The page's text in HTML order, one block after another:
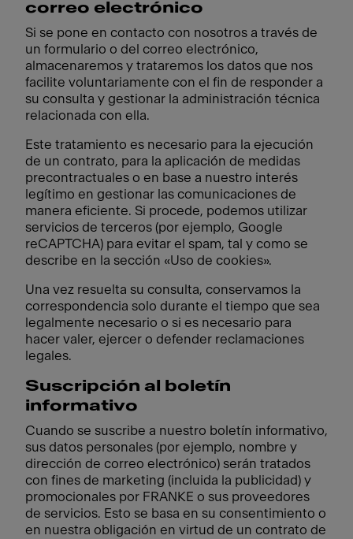
correo electrónico
Si se pone en contacto con nosotros a través de
un formulario o del correo electrónico,
almacenaremos y trataremos los datos que nos
facilite voluntariamente con el fin de responder a
su consulta y gestionar la administración técnica
relacionada con ella.
Este tratamiento es necesario para la ejecución
de un contrato, para la aplicación de medidas
precontractuales o en base a nuestro interés
legítimo en gestionar las comunicaciones de
manera eficiente. Si procede, podemos utilizar
servicios de terceros (por ejemplo, Google
reCAPTCHA) para evitar el spam, tal y como se
describe en la sección «Uso de cookies».
Una vez resuelta su consulta, conservamos la
correspondencia solo durante el tiempo que sea
legalmente necesario o si es necesario para
hacer valer, ejercer o defender reclamaciones
legales.
Suscripción al boletín
informativo
Cuando se suscribe a nuestro boletín informativo,
sus datos personales (por ejemplo, nombre y
dirección de correo electrónico) serán tratados
con fines de marketing (incluida la publicidad) y
promocionales por FRANKE o sus proveedores
de servicios. Esto se basa en su consentimiento o
en nuestra obligación en virtud de un contrato de